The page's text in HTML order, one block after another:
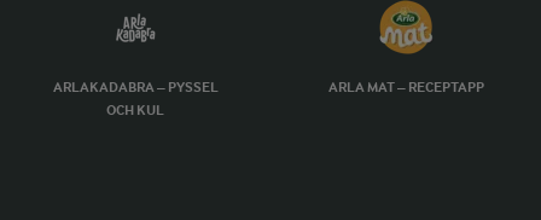
ARLAKADABRA – PYSSEL
OCH KUL
ARLA MAT – RECEPTAPP